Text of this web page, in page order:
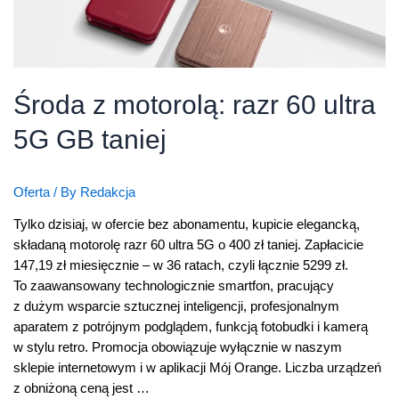
Środa z motorolą: razr 60 ultra
5G GB taniej
Oferta/ By Redakcja
Tylko dzisiaj, w ofercie bez abonamentu, kupicie elegancką,
składaną motorolę razr 60 ultra 5G o 400 zł taniej. Zapłacicie
147,19 zł miesięcznie – w 36 ratach, czyli łącznie 5299 zł.
To zaawansowany technologicznie smartfon, pracujący
z dużym wsparcie sztucznej inteligencji, profesjonalnym
aparatem z potrójnym podglądem, funkcją fotobudki i kamerą
w stylu retro. Promocja obowiązuje wyłącznie w naszym
sklepie internetowym i w aplikacji Mój Orange. Liczba urządzeń
z obniżoną ceną jest …